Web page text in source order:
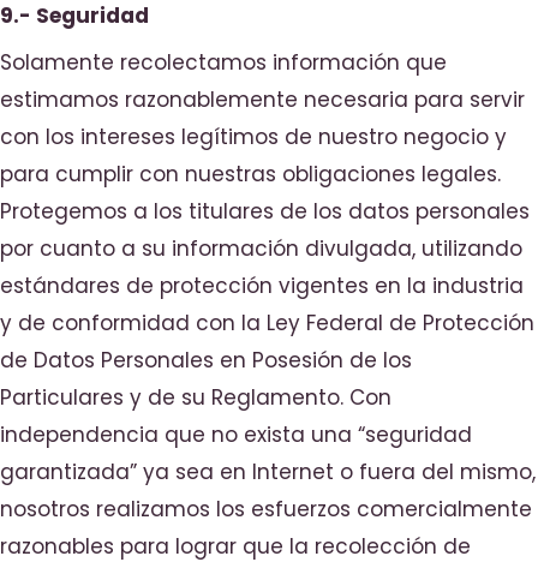
9.- Seguridad
Solamente recolectamos información que
estimamos razonablemente necesaria para servir
con los intereses legítimos de nuestro negocio y
para cumplir con nuestras obligaciones legales.
Protegemos a los titulares de los datos personales
por cuanto a su información divulgada, utilizando
estándares de protección vigentes en la industria
y de conformidad con la Ley Federal de Protección
de Datos Personales en Posesión de los
Particulares y de su Reglamento. Con
independencia que no exista una “seguridad
garantizada” ya sea en Internet o fuera del mismo,
nosotros realizamos los esfuerzos comercialmente
razonables para lograr que la recolección de